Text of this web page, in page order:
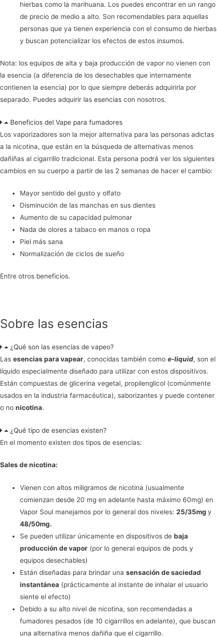
hierbas como la marihuana. Los puedes encontrar en un rango
de precio de medio a alto. Son recomendables para aquellas
personas que ya tienen experiencia con el consumo de hierbas
y buscan potencializar los efectos de estos insumos.
Nota: los equipos de alta y baja producción de vapor no vienen con
la esencia (a diferencia de los desechables que internamente
contienen la esencia) por lo que siempre deberás adquirirla por
separado. Puedes adquirir las esencias con nosotros.
Beneficios del Vape para fumadores
Los vaporizadores son la mejor alternativa para las personas adictas
a la nicotina, que están en la búsqueda de alternativas menos
dañiñas al cigarrillo tradicional. Esta persona podrá ver los siguientes
cambios en su cuerpo a partir de las 2 semanas de hacer el cambio:
Mayor sentido del gusto y olfato
Disminución de las manchas en sus dientes
Aumento de su capacidad pulmonar
Nada de olores a tabaco en manos o ropa
Piel más sana
Normalización de ciclos de sueño
Entre otros beneficios.
Sobre las esencias
¿Qué son las esencias de vapeo?
Las esencias para vapear, conocidas también como e-liquid, son el
líquido especialmente diseñado para utilizar con estos dispositivos.
Están compuestas de glicerina vegetal, propilenglicol (comúnmente
usados en la industria farmacéutica), saborizantes y puede contener
o no nicotina.
¿Qué tipo de esencias existen?
En el momento existen dos tipos de esencias:
Sales de nicotina:
Vienen con altos miligramos de nicotina (usualmente
comienzan desde 20 mg en adelante hasta máximo 60mg) en
Vapor Soul manejamos por lo general dos niveles:25/35mgy
48/50mg.
Se pueden utilizar únicamente en dispositivos debaja
producción de vapor (por lo general equipos de pods y
equipos desechables)
Están diseñadas para brindar unasensación de saciedad
instantánea (prácticamente al instante de inhalar el usuario
siente el efecto)
Debido a su alto nivel de nicotina, son recomendadas a
fumadores pesados (de 10 cigarrillos en adelante), que buscan
una alternativa menos dañiña que el cigarrillo.